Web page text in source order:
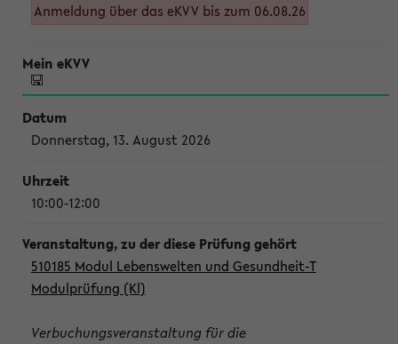
Anmeldung über das eKVV bis zum 06.08.26
Donnerstag, 13. August 2026
10:00-12:00
510185 Modul Lebenswelten und Gesundheit-T
Modulprüfung (Kl)
Verbuchungsveranstaltung für die